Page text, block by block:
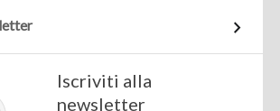
Iscriviti alla
newsletter